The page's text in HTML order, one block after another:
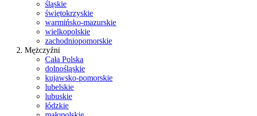
śląskie
świętokrzyskie
warmińsko-mazurskie
wielkopolskie
zachodniopomorskie
Mężczyźni
Cała Polska
dolnośląskie
kujawsko-pomorskie
lubelskie
lubuskie
łódzkie